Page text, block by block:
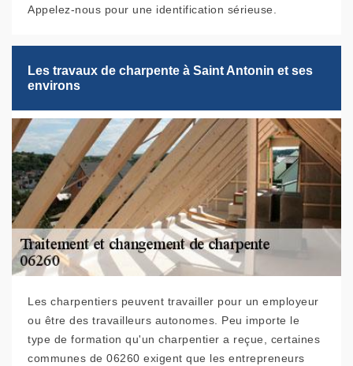
Appelez-nous pour une identification sérieuse.
Les travaux de charpente à Saint Antonin et ses
environs
Les charpentiers peuvent travailler pour un employeur
ou être des travailleurs autonomes. Peu importe le
type de formation qu'un charpentier a reçue, certaines
communes de 06260 exigent que les entrepreneurs